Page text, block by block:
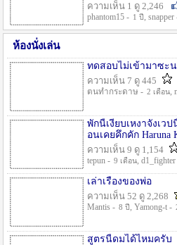
ความเห็น 1 ดู 2,246
phantom15 - 1 ปี , snapper
ห้องนั่งเล่น
ทดสอบไม่เข้ามาซะ
ความเห็น 7 ดู 445
ตนทำกระดาษ - 2 เดือน,
พักนี้เงียบเหงาจังเว
อนเคยคึกคัก
ความเห็น 9 ดู 1,154
tepun - 9 เดือน,
เล่าเรื่องของพ่อ
ความเห็น 52 ดู 2,268
Mantis - 8 ปี , Yamong-t -
สูตรนี้ดมได้ไหมครับ